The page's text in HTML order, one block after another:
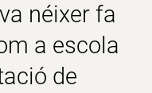
néixer fa
a escola
de